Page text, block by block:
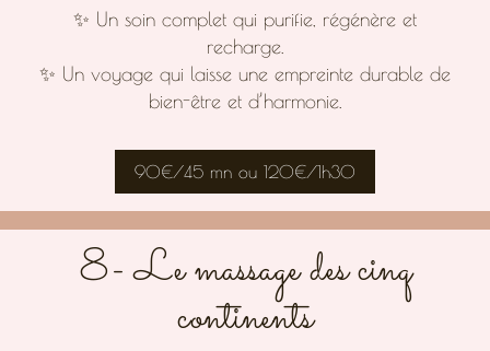
✨ Un soin complet qui purifie, régénère et
recharge.
✨ Un voyage qui laisse une empreinte durable de
bien-être et d’harmonie.
90€/45 mn ou 120€/1h30
8- Le massage des cinq
continents